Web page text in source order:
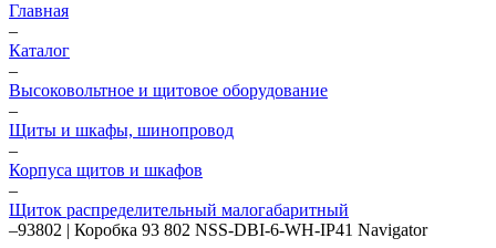
Главная
–
Каталог
–
Высоковольтное и щитовое оборудование
–
Щиты и шкафы, шинопровод
–
Корпуса щитов и шкафов
–
Щиток распределительный малогабаритный
–93802 | Коробка 93 802 NSS-DBI-6-WH-IP41 Navigator